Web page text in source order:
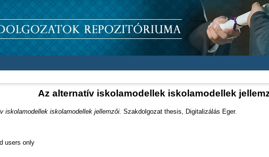
Az alternatív iskolamodellek iskolamodellek
iskolamodellek iskolamodellek jellemzői. Szakdolgozat thesis, Digitalizálás Eger.
users only